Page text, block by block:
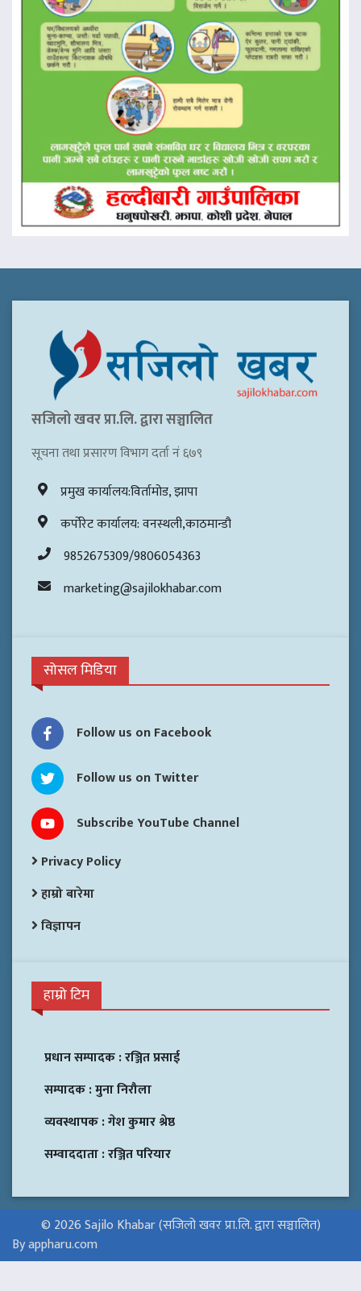
सजिलो खवर प्रा.लि. द्वारा सञ्चालित
सूचना तथा प्रसारण विभाग दर्ता नं ६७९
प्रमुख कार्यालय:विर्तामोड, झापा
कर्पोरेट कार्यालय: वनस्थली,काठमान्डौ
9852675309/9806054363
marketing@sajilokhabar.com
सोसल मिडिया
Follow us on Facebook
Follow us on Twitter
Subscribe YouTube Channel
Privacy Policy
हाम्रो बारेमा
विज्ञापन
हाम्रो टिम
प्रधान सम्पादक :रञ्जित प्रसाई
सम्पादक :मुना निरौला
व्यवस्थापक :गेश कुमार श्रेष्ठ
सम्वाददाता :रञ्जित परियार
© 2026 Sajilo Khabar (सजिलो खवर प्रा.लि. द्वारा सञ्चालित)
By appharu.com